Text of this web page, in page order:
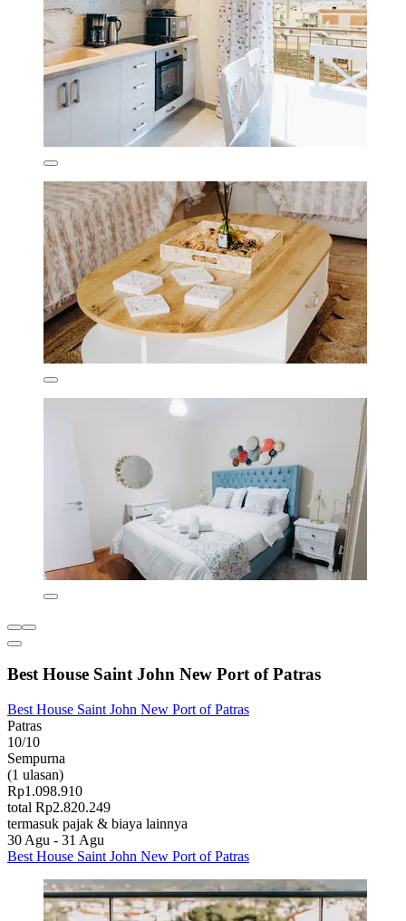
Best House Saint John New Port of Patras
Best House Saint John New Port of Patras
Patras
10/10
Sempurna
(1 ulasan)
Rp1.098.910
total Rp2.820.249
termasuk pajak & biaya lainnya
30 Agu - 31 Agu
Best House Saint John New Port of Patras